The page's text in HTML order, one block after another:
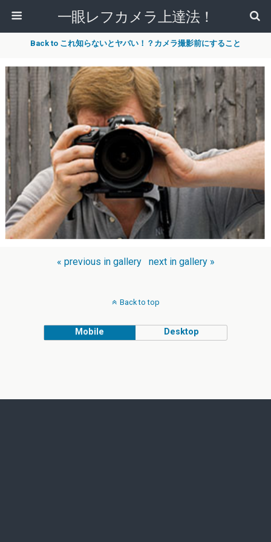
一眼レフカメラ上達法！
Back to これ知らないとヤバい！？カメラ撮影前にすること
« previous in gallery next in gallery »
Back to top
Mobile Desktop